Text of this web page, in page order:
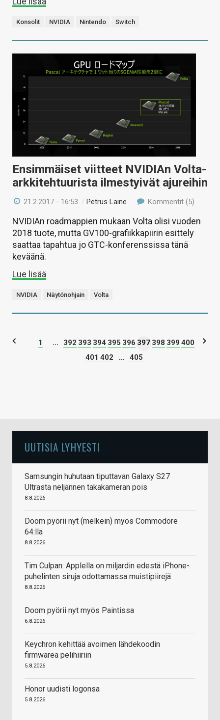
Konsolit NVIDIA Nintendo Switch
Ensimmäiset viitteet NVIDIAn Volta-
arkkitehtuurista ilmestyivät ajureihin
21.2.2017 - 16:53 /Petrus Laine Kommentit (5)
NVIDIAn roadmappien mukaan Volta olisi vuoden
2018 tuote, mutta GV100-grafiikkapiirin esittely
saattaa tapahtua jo GTC-konferenssissa tänä
keväänä.
Lue lisää
NVIDIA Näytönohjain Volta
1 ... 392 393 394 395 396 397 398 399 400
401 402 ... 405
UUTISIA LYHYESTI
Samsungin huhutaan tiputtavan Galaxy S27
Ultrasta neljännen takakameran pois
8.8.2026
Doom pyörii nyt (melkein) myös Commodore
64:llä
8.8.2026
Tim Culpan: Applella on miljardin edestä iPhone-
puhelinten siruja odottamassa muistipiirejä
8.8.2026
Doom pyörii nyt myös Paintissa
6.8.2026
Keychron kehittää avoimen lähdekoodin
firmwarea pelihiiriin
5.8.2026
Honor uudisti logonsa
5.8.2026